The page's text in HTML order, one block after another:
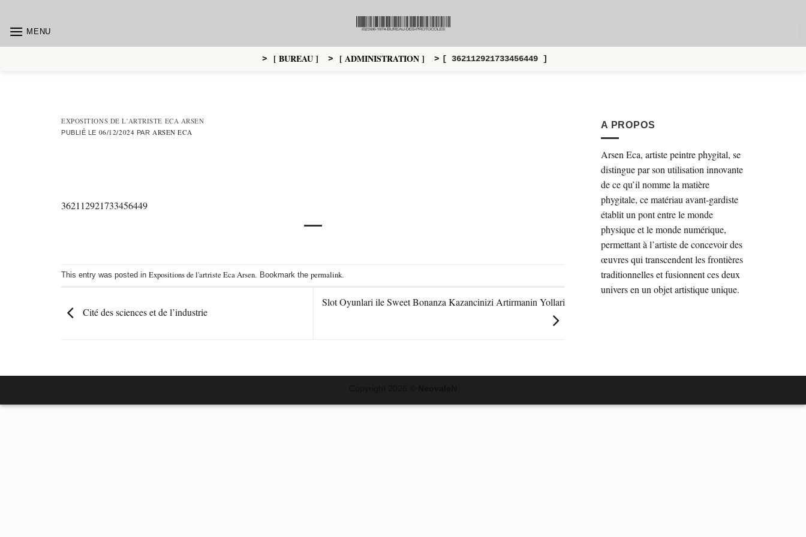
contenuMENU
> [ BUREAU ] > [ ADMINISTRATION ] > [ 362112921733456449 ]
EXPOSITIONS DE L'ARTRISTE ECA ARSEN
PUBLIÉ LE 06/12/2024 PAR ARSEN ECA
362112921733456449
This entry was posted in Expositions de l'artriste Eca Arsen . Bookmark the permalink
Cité des sciences et de l’industrie
Slot Oyunlari ile Sweet Bonanza Kazancinizi Artirmanin Yollari
A PROPOS
Arsen Eca, artiste peintre phygital, se
distingue par son utilisation innovante
de ce qu’il nomme la matière
phygitale, ce matériau avant-gardiste
établit un pont entre le monde
physique et le monde numérique,
permettant à l’artiste de concevoir des
œuvres qui transcendent les frontières
traditionnelles et fusionnent ces deux
univers en un objet artistique unique.